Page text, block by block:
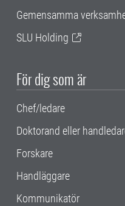
Gemensamma
SLU Holding
För dig som är
Chef/ledare
Doktorand eller
Forskare
Handläggare
Kommunikatör